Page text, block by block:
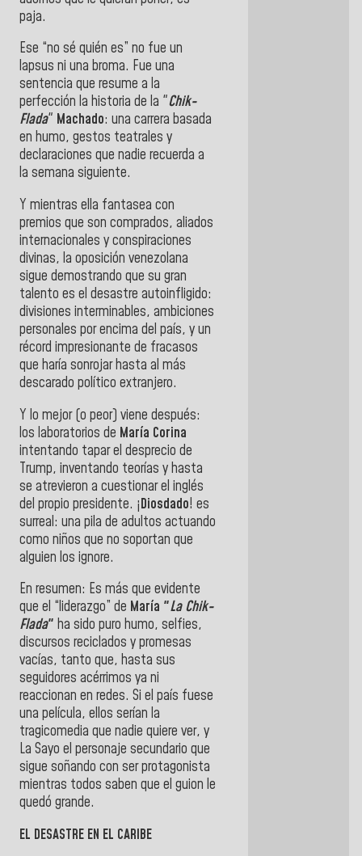
paja.
Ese “no sé quién es” no fue un
lapsus ni una broma. Fue una
sentencia que resume a la
perfección la historia de la "Chik-
Flada" Machado: una carrera basada
en humo, gestos teatrales y
declaraciones que nadie recuerda a
la semana siguiente.
Y mientras ella fantasea con
premios que son comprados, aliados
internacionales y conspiraciones
divinas, la oposición venezolana
sigue demostrando que su gran
talento es el desastre autoinfligido:
divisiones interminables, ambiciones
personales por encima del país, y un
récord impresionante de fracasos
que haría sonrojar hasta al más
descarado político extranjero.
Y lo mejor (o peor) viene después:
los laboratorios de María Corina
intentando tapar el desprecio de
Trump, inventando teorías y hasta
se atrevieron a cuestionar el inglés
del propio presidente. ¡Diosdado! es
surreal: una pila de adultos actuando
como niños que no soportan que
alguien los ignore.
En resumen: Es más que evidente
que el “liderazgo” de María "La Chik-
Flada" ha sido puro humo, selfies,
discursos reciclados y promesas
vacías, tanto que, hasta sus
seguidores acérrimos ya ni
reaccionan en redes. Si el país fuese
una película, ellos serían la
tragicomedia que nadie quiere ver, y
La Sayo el personaje secundario que
sigue soñando con ser protagonista
mientras todos saben que el guion le
quedó grande.
EL DESASTRE EN EL CARIBE